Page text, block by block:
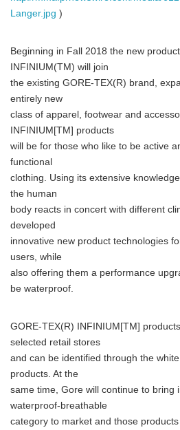
Langer.jpg )
Beginning in Fall 2018 the new
INFINIUM(TM) will join
the existing GORE-TEX(R) brand,
entirely new
class of apparel, footwear and
INFINIUM[TM] products
will be for those who like to be active
functional
clothing. Using its extensive
the human
body reacts in concert with different
developed
innovative new product technologies
users, while
also offering them a performance
be waterproof.
GORE-TEX(R) INFINIUM[TM]
selected retail stores
and can be identified through the
products. At the
same time, Gore will continue to bring
waterproof-breathable
category to market and those